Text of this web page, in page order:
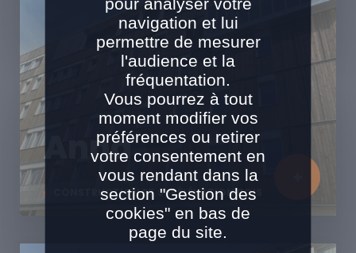
CONSTRUCTION ET SURÉLÉVATION BOIS
Anna
navigation et lui
permettre de mesurer
l'audience et la
fréquentation.
Vous pourrez à tout
moment modifier vos
préférences ou retirer
votre consentement en
vous rendant dans la
section "Gestion des
cookies" en bas de
page du site.